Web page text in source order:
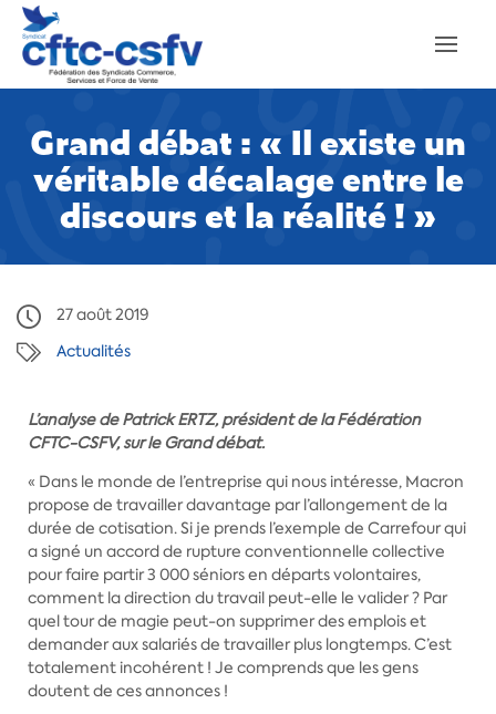
Grand débat : « Il existe un
véritable décalage entre le
discours et la réalité ! »
27 août 2019
Actualités
L’analyse de Patrick ERTZ, président de la Fédération
CFTC-CSFV, sur le Grand débat.
« Dans le monde de l’entreprise qui nous intéresse, Macron
propose de travailler davantage par l’allongement de la
durée de cotisation. Si je prends l’exemple de Carrefour qui
a signé un accord de rupture conventionnelle collective
pour faire partir 3 000 séniors en départs volontaires,
comment la direction du travail peut-elle le valider ? Par
quel tour de magie peut-on supprimer des emplois et
demander aux salariés de travailler plus longtemps. C’est
totalement incohérent ! Je comprends que les gens
doutent de ces annonces !